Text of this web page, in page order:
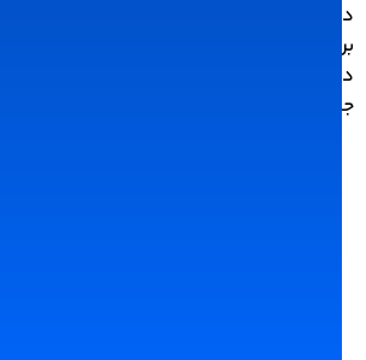
در این جدول به تفاوت‌های اصلی سی آر ام دیدار
برای بررسی دقیق‌تر پیشنهاد می‌کنیم به
دیدار و صفحه
سر بزنید
جزئی‌تر بررسی کنید.